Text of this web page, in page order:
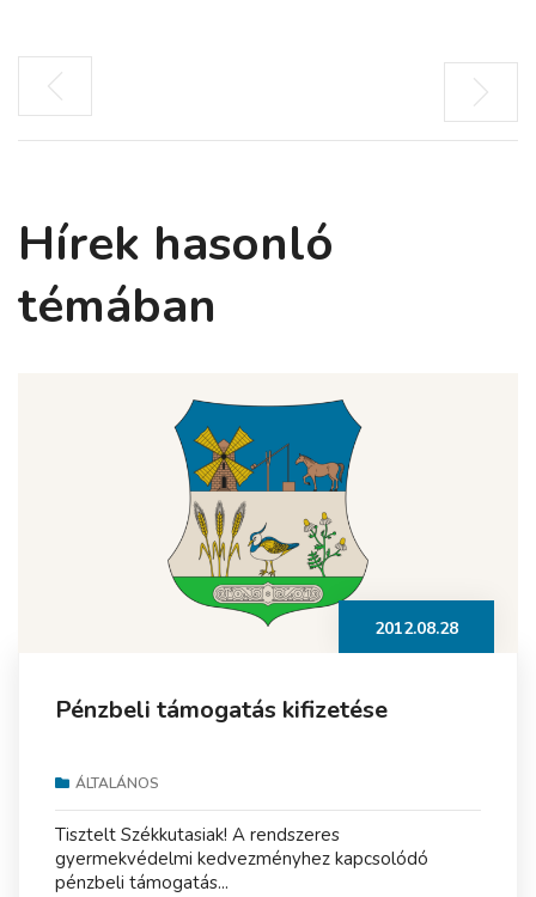
Hírek hasonló
témában
2012.08.28
Pénzbeli támogatás kifizetése
ÁLTALÁNOS
Tisztelt Székkutasiak! A rendszeres
gyermekvédelmi kedvezményhez kapcsolódó
pénzbeli támogatás...